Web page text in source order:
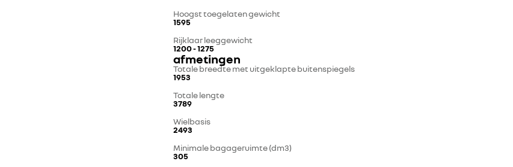
Hoogst toegelaten gewicht
1595
Rijklaar leeggewicht
1200 - 1275
afmetingen
Totale breedte met uitgeklapte buitenspiegels
1953
Totale lengte
3789
Wielbasis
2493
Minimale bagageruimte (dm3)
305